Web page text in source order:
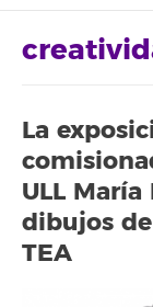
La
ULL
dibujos
TEA